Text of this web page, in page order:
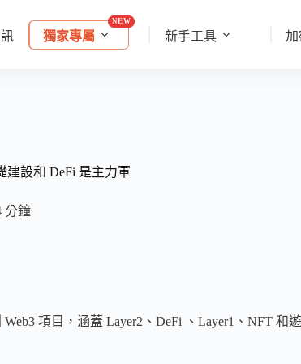
獨家專屬 新手工具 加
建設和 DeFi 是主力軍
分鐘
項目，涵蓋 Layer2、DeFi 、Layer1、NFT 和